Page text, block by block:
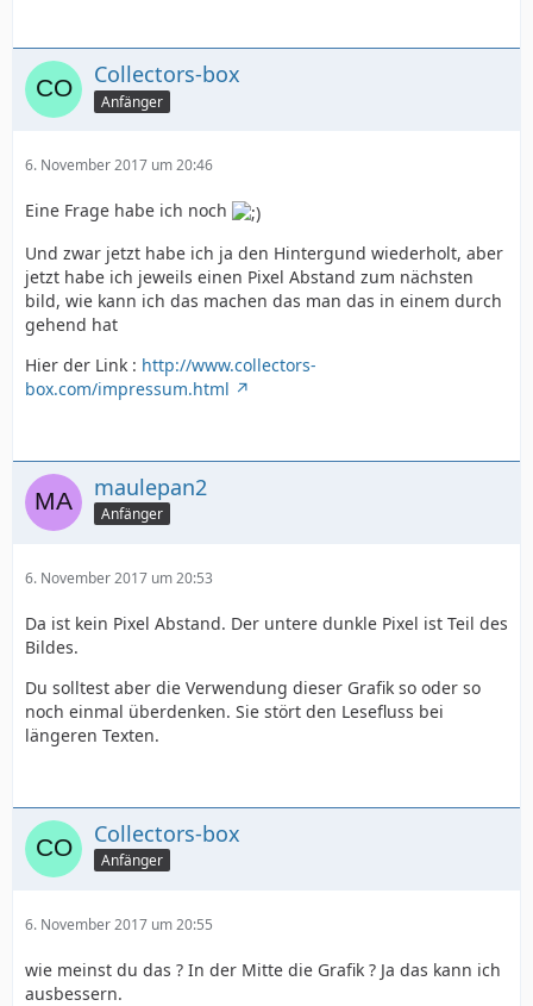
Collectors-box
Anfänger
6. November 2017 um 20:46
Eine Frage habe ich noch
Und zwar jetzt habe ich ja den Hintergund wiederholt, aber
jetzt habe ich jeweils einen Pixel Abstand zum nächsten
bild, wie kann ich das machen das man das in einem durch
gehend hat
Hier der Link : http://www.collectors-
box.com/impressum.html
maulepan2
Anfänger
6. November 2017 um 20:53
Da ist kein Pixel Abstand. Der untere dunkle Pixel ist Teil des
Bildes.
Du solltest aber die Verwendung dieser Grafik so oder so
noch einmal überdenken. Sie stört den Lesefluss bei
längeren Texten.
Collectors-box
Anfänger
6. November 2017 um 20:55
wie meinst du das ? In der Mitte die Grafik ? Ja das kann ich
ausbessern.